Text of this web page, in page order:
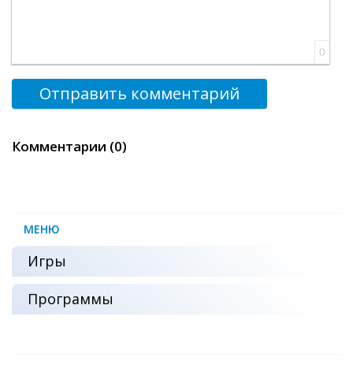
0
Отправить комментарий
Комментарии (0)
МЕНЮ
Игры
Программы